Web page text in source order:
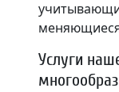
Услуги